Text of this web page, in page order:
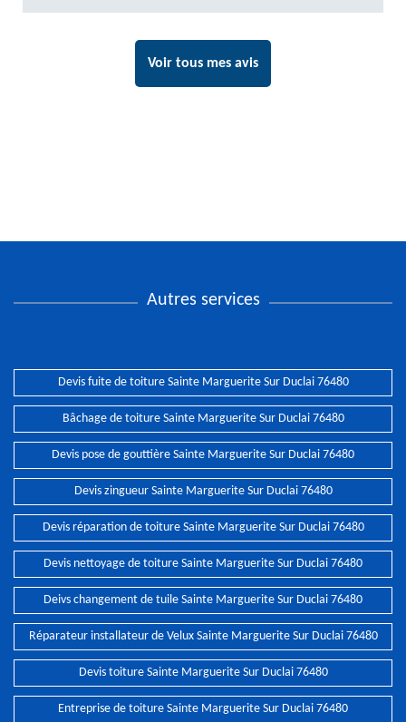
Voir tous mes avis
Autres services
Devis fuite de toiture Sainte Marguerite Sur Duclai 76480
Bâchage de toiture Sainte Marguerite Sur Duclai 76480
Devis pose de gouttière Sainte Marguerite Sur Duclai 76480
Devis zingueur Sainte Marguerite Sur Duclai 76480
Devis réparation de toiture Sainte Marguerite Sur Duclai 76480
Devis nettoyage de toiture Sainte Marguerite Sur Duclai 76480
Deivs changement de tuile Sainte Marguerite Sur Duclai 76480
Réparateur installateur de Velux Sainte Marguerite Sur Duclai 76480
Devis toiture Sainte Marguerite Sur Duclai 76480
Entreprise de toiture Sainte Marguerite Sur Duclai 76480